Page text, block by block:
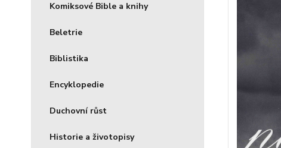
Komiksové Bible a knihy
Beletrie
Biblistika
Encyklopedie
Duchovní růst
Historie a životopisy